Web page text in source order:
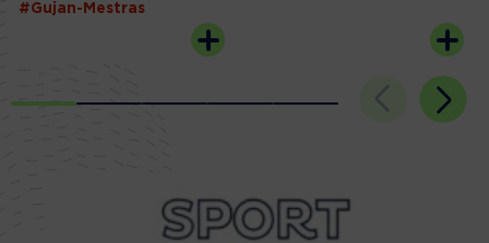
#Gujan-Mestras